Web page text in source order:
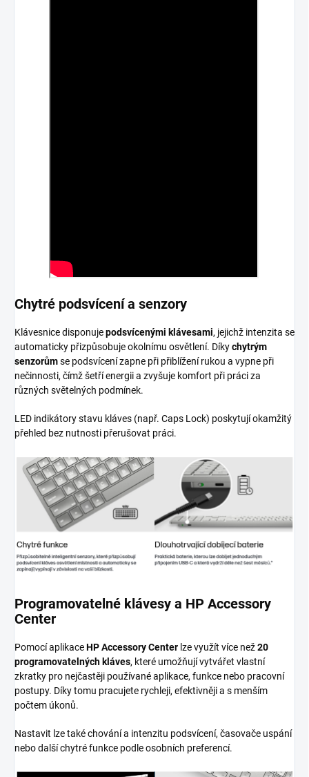
Chytré podsvícení a senzory
Klávesnice disponujepodsvícenými klávesami, jejichž intenzita se
automaticky přizpůsobuje okolnímu osvětlení. Díkychytrým
senzorůmse podsvícení zapne při přiblížení rukou a vypne při
nečinnosti, čímž šetří energii a zvyšuje komfort při práci za
různých světelných podmínek.
LED indikátory stavu kláves (např. Caps Lock) poskytují okamžitý
přehled bez nutnosti přerušovat práci.
Programovatelné klávesy a HP Accessory
Center
Pomocí aplikaceHP Accessory Center lze využít více než20
programovatelných kláves, které umožňují vytvářet vlastní
zkratky pro nejčastěji používané aplikace, funkce nebo pracovní
postupy. Díky tomu pracujete rychleji, efektivněji a s menším
počtem úkonů.
Nastavit lze také chování a intenzitu podsvícení, časovače uspání
nebo další chytré funkce podle osobních preferencí.